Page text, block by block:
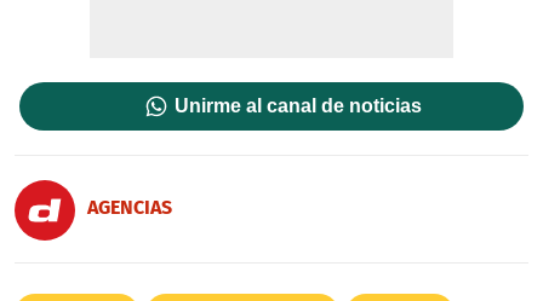
Unirme al canal de noticias
AGENCIAS